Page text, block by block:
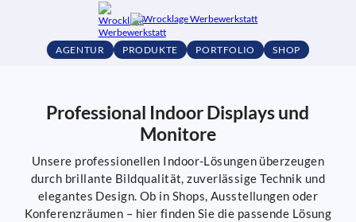
AGENTUR PRODUKTE PORTFOLIO SHOP
Professional Indoor Displays und
Monitore
Unsere professionellen Indoor-Lösungen überzeugen
durch brillante Bildqualität, zuverlässige Technik und
elegantes Design. Ob in Shops, Ausstellungen oder
Konferenzräumen – hier finden Sie die passende Lösung